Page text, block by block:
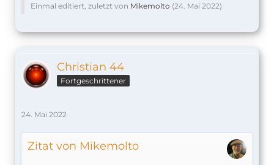
Einmal editiert, zuletzt von Mikemolto (24. Mai 2022)
Christian 44
Fortgeschrittener
24. Mai 2022
Zitat von Mikemolto